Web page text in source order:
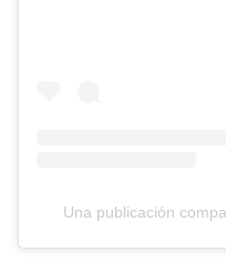
Una publicación